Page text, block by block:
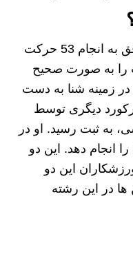
در سال 2020، استن براونی موفق به انجام 53 حرکت
را به صورت صحیح
در زمینه شنا به دست
دیگری توسط
به ثبت رسید. او در
حرکت شنا را انجام دهد. این دو
این دو
ها در این رشته